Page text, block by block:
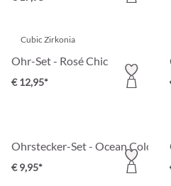
Cubic Zirkonia
Ohr-Set - Rosé Chic
€ 12,95*
Ohrstecker-Set - Ocean Colors
€ 9,95*